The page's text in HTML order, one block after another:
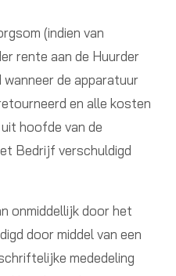
(indien van
rente aan de Huurder
de apparatuur
en alle kosten
hoofde van de
Bedrijf verschuldigd
onmiddellijk door het
door middel van een
mededeling